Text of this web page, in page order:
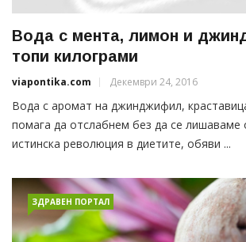
Вода с мента, лимон и
топи килограми
viapontika.com Декември 24, 2016
Вода с аромат на джинджифил,
помага да отслабнем без да се лишаваме
истинска революция в диетите, обяви ...
ЗДРАВЕН ПОРТАЛ